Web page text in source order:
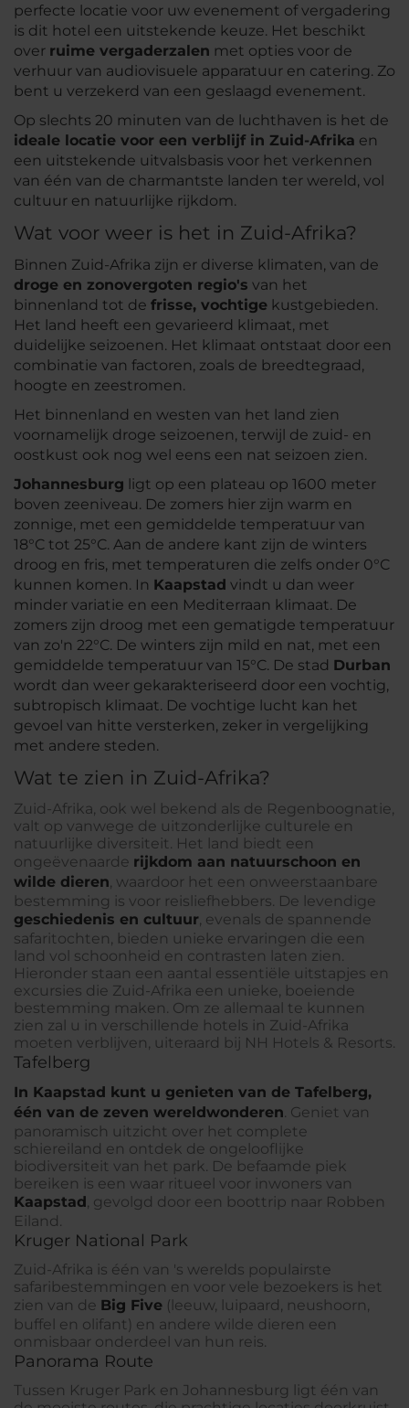
perfecte locatie voor uw evenement of vergadering
is dit hotel een uitstekende keuze. Het beschikt
over ruime vergaderzalen met opties voor de
verhuur van audiovisuele apparatuur en catering. Zo
bent u verzekerd van een geslaagd evenement.
Op slechts 20 minuten van de luchthaven is het de
ideale locatie voor een verblijf in Zuid-Afrika en
een uitstekende uitvalsbasis voor het verkennen
van één van de charmantste landen ter wereld, vol
cultuur en natuurlijke rijkdom.
Wat voor weer is het in Zuid-Afrika?
Binnen Zuid-Afrika zijn er diverse klimaten, van de
droge en zonovergoten regio's van het
binnenland tot de frisse, vochtige kustgebieden.
Het land heeft een gevarieerd klimaat, met
duidelijke seizoenen. Het klimaat ontstaat door een
combinatie van factoren, zoals de breedtegraad,
hoogte en zeestromen.
Het binnenland en westen van het land zien
voornamelijk droge seizoenen, terwijl de zuid- en
oostkust ook nog wel eens een nat seizoen zien.
Johannesburg ligt op een plateau op 1600 meter
boven zeeniveau. De zomers hier zijn warm en
zonnige, met een gemiddelde temperatuur van
18°C tot 25°C. Aan de andere kant zijn de winters
droog en fris, met temperaturen die zelfs onder 0°C
kunnen komen. In Kaapstad vindt u dan weer
minder variatie en een Mediterraan klimaat. De
zomers zijn droog met een gematigde temperatuur
van zo'n 22°C. De winters zijn mild en nat, met een
gemiddelde temperatuur van 15°C. De stad Durban
wordt dan weer gekarakteriseerd door een vochtig,
subtropisch klimaat. De vochtige lucht kan het
gevoel van hitte versterken, zeker in vergelijking
met andere steden.
Wat te zien in Zuid-Afrika?
Zuid-Afrika, ook wel bekend als de Regenboognatie,
valt op vanwege de uitzonderlijke culturele en
natuurlijke diversiteit. Het land biedt een
ongeëvenaarde rijkdom aan natuurschoon en
wilde dieren, waardoor het een onweerstaanbare
bestemming is voor reisliefhebbers. De levendige
geschiedenis en cultuur, evenals de spannende
safaritochten, bieden unieke ervaringen die een
land vol schoonheid en contrasten laten zien.
Hieronder staan een aantal essentiële uitstapjes en
excursies die Zuid-Afrika een unieke, boeiende
bestemming maken. Om ze allemaal te kunnen
zien zal u in verschillende hotels in Zuid-Afrika
moeten verblijven, uiteraard bij NH Hotels & Resorts.
Tafelberg
In Kaapstad kunt u genieten van de Tafelberg,
één van de zeven wereldwonderen. Geniet van
panoramisch uitzicht over het complete
schiereiland en ontdek de ongelooflijke
biodiversiteit van het park. De befaamde piek
bereiken is een waar ritueel voor inwoners van
Kaapstad, gevolgd door een boottrip naar Robben
Eiland.
Kruger National Park
Zuid-Afrika is één van 's werelds populairste
safaribestemmingen en voor vele bezoekers is het
zien van de Big Five (leeuw, luipaard, neushoorn,
buffel en olifant) en andere wilde dieren een
onmisbaar onderdeel van hun reis.
Panorama Route
Tussen Kruger Park en Johannesburg ligt één van